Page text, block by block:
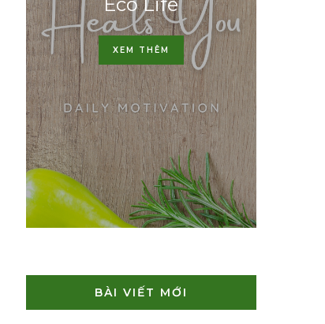
XEM THÊM
BÀI VIẾT MỚI